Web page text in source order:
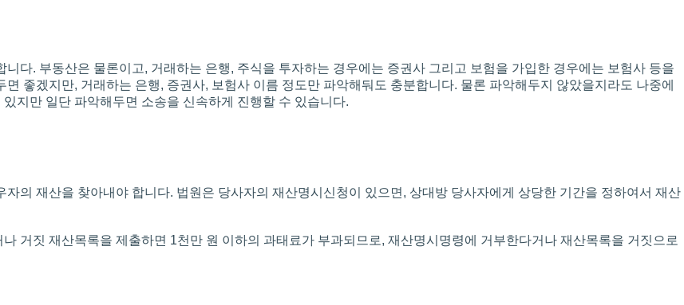
다. 부동산은 물론이고, 거래하는 은행, 주식을 투자하는 경우에는 증권사 그리고 보험을 가입한 경우에는 보험사 등을
좋겠지만, 거래하는 은행, 증권사, 보험사 이름 정도만 파악해둬도 충분합니다. 물론 파악해두지 않았을지라도 나중에
지만 일단 파악해두면 소송을 신속하게 진행할 수 있습니다.
의 재산을 찾아내야 합니다. 법원은 당사자의 재산명시신청이 있으면, 상대방 당사자에게 상당한 기간을 정하여서 재산
거짓 재산목록을 제출하면 1천만 원 이하의 과태료가 부과되므로, 재산명시명령에 거부한다거나 재산목록을 거짓으로